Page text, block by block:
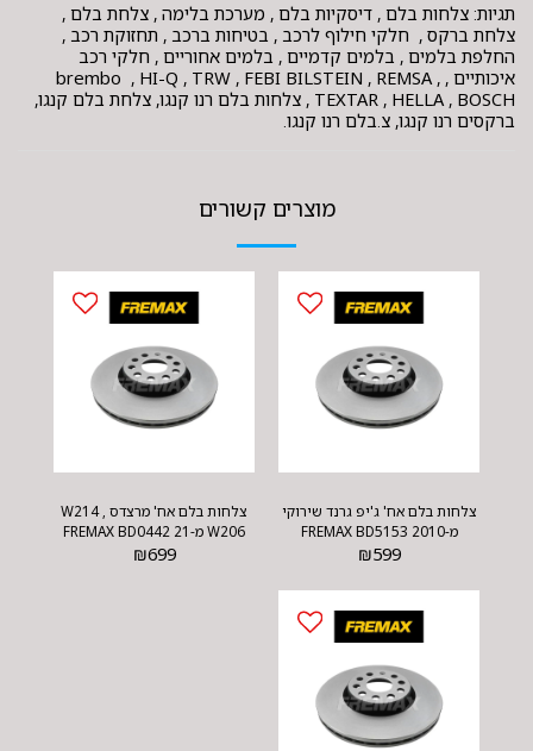
תגיות: צלחות בלם , דיסקיות בלם , מערכת בלימה , צלחת בלם ,
צלחת ברקס , חלקי חילוף לרכב , בטיחות ברכב , תחזוקת רכב ,
החלפת בלמים , בלמים קדמיים , בלמים אחוריים , חלקי רכב
איכותיים , brembo , HI-Q , TRW , FEBI BILSTEIN , REMSA ,
TEXTAR , HELLA , BOSCH , צלחות בלם רנו קנגו, צלחת בלם קנגו,
ברקסים רנו קנגו, צ.בלם רנו קנגו.
מוצרים קשורים
צלחות בלם אח' ג'יפ גרנד שירוקי
מ-2010 FREMAX BD5153
₪599
צלחות בלם אח' מרצדס W214 ,
W206 מ-21 FREMAX BD0442
₪699